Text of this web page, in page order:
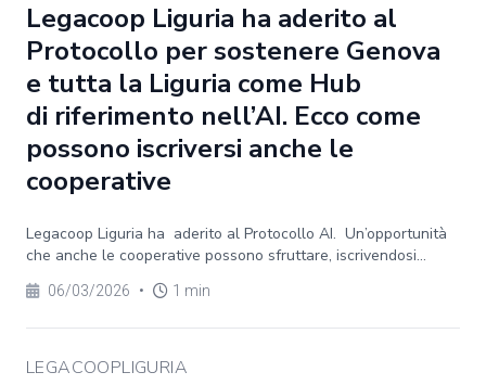
Legacoop Liguria ha aderito al
Protocollo per sostenere Genova
e tutta la Liguria come Hub
di riferimento nell’AI. Ecco come
possono iscriversi anche le
cooperative
Legacoop Liguria ha aderito al Protocollo AI. Un’opportunità
che anche le cooperative possono sfruttare, iscrivendosi...
06/03/2026 • 1 min
LEGACOOPLIGURIA